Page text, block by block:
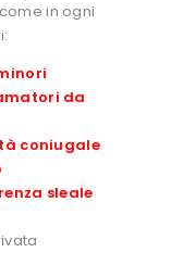
in ogni
da
coniugale
sleale